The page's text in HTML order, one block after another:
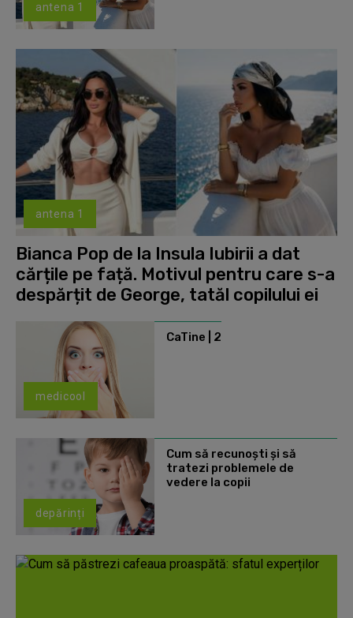
antena 1
antena 1
Bianca Pop de la Insula Iubirii a dat
cărțile pe față. Motivul pentru care s-a
despărțit de George, tatăl copilului ei
medicool
CaTine | 2
depărinți
Cum să recunoști și să
tratezi problemele de
vedere la copii